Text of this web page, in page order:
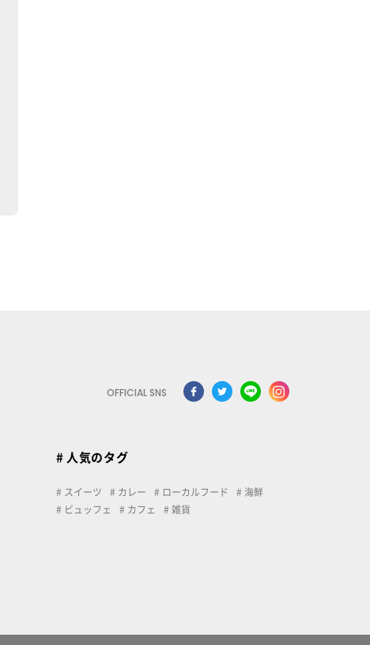
OFFICIAL SNS
# 人気のタグ
スイーツ カレー ローカルフード
海鮮
ビュッフェ
カフェ 雑貨